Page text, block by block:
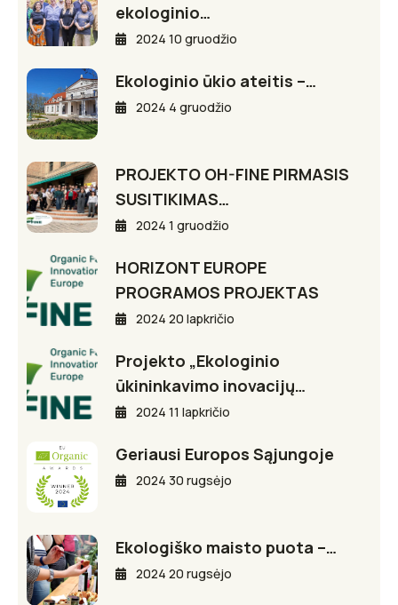
ekologinio…
2024 10 gruodžio
Ekologinio ūkio ateitis –…
2024 4 gruodžio
PROJEKTO OH-FINE PIRMASIS
SUSITIKIMAS…
2024 1 gruodžio
HORIZONT EUROPE
PROGRAMOS PROJEKTAS
2024 20 lapkričio
Projekto „Ekologinio
ūkininkavimo inovacijų…
2024 11 lapkričio
Geriausi Europos Sąjungoje
2024 30 rugsėjo
Ekologiško maisto puota –…
2024 20 rugsėjo